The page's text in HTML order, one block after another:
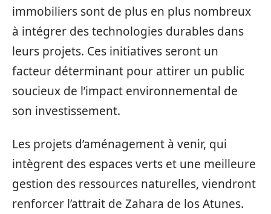
immobiliers sont de plus en plus nombreux
à intégrer des technologies durables dans
leurs projets. Ces initiatives seront un
facteur déterminant pour attirer un public
soucieux de l’impact environnemental de
son investissement.
Les projets d’aménagement à venir, qui
intègrent des espaces verts et une meilleure
gestion des ressources naturelles, viendront
renforcer l’attrait de Zahara de los Atunes.